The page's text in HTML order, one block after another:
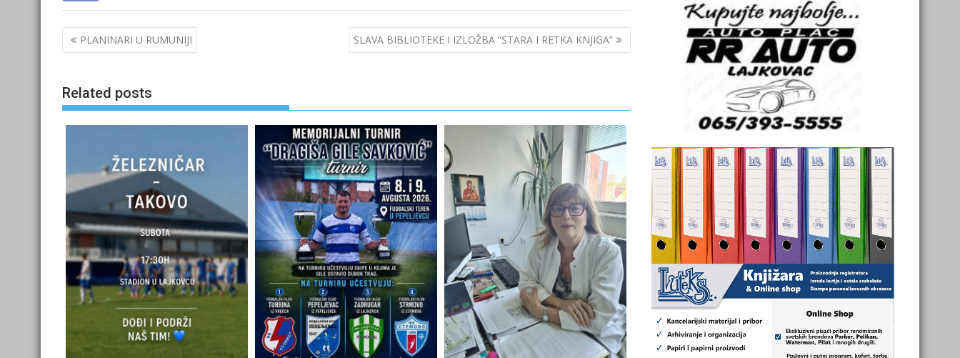
Post
navigation
PLANINARI U RUMUNIJI SLAVA BIBLIOTEKE I IZLOŽBA “STARA I RETKA KNJIGA”
Related posts